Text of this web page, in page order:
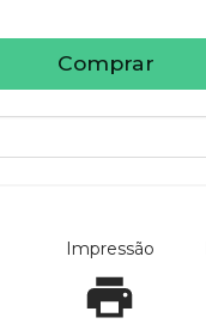
Comprar
Impressão